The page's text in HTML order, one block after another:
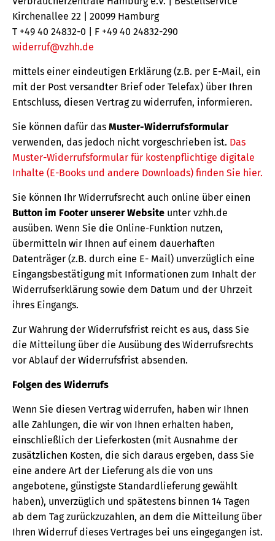
Kirchenallee 22 | 20099 Hamburg
T +49 40 24832-0 | F +49 40 24832-290
widerruf@vzhh.de
mittels einer eindeutigen Erklärung (z.B. per E-Mail, ein
mit der Post versandter Brief oder Telefax) über Ihren
Entschluss, diesen Vertrag zu widerrufen, informieren.
Sie können dafür das Muster-Widerrufsformular
verwenden, das jedoch nicht vorgeschrieben ist. Das
Muster-Widerrufsformular für kostenpflichtige digitale
Inhalte (E-Books und andere Downloads) finden Sie hier.
Sie können Ihr Widerrufsrecht auch online über einen
Button im Footer unserer Website unter vzhh.de
ausüben. Wenn Sie die Online-Funktion nutzen,
übermitteln wir Ihnen auf einem dauerhaften
Datenträger (z.B. durch eine E- Mail) unverzüglich eine
Eingangsbestätigung mit Informationen zum Inhalt der
Widerrufserklärung sowie dem Datum und der Uhrzeit
ihres Eingangs.
Zur Wahrung der Widerrufsfrist reicht es aus, dass Sie
die Mitteilung über die Ausübung des Widerrufsrechts
vor Ablauf der Widerrufsfrist absenden.
Folgen des Widerrufs
Wenn Sie diesen Vertrag widerrufen, haben wir Ihnen
alle Zahlungen, die wir von Ihnen erhalten haben,
einschließlich der Lieferkosten (mit Ausnahme der
zusätzlichen Kosten, die sich daraus ergeben, dass Sie
eine andere Art der Lieferung als die von uns
angebotene, günstigste Standardlieferung gewählt
haben), unverzüglich und spätestens binnen 14 Tagen
ab dem Tag zurückzuzahlen, an dem die Mitteilung über
Ihren Widerruf dieses Vertrages bei uns eingegangen ist.